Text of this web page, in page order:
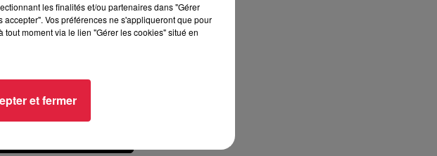
à la région.
avec tout le sel du
les finalités et/ou partenaires dans "Gérer
Vos préférences ne s'appliqueront que pour
moment via le lien "Gérer les cookies" situé en
et fermer